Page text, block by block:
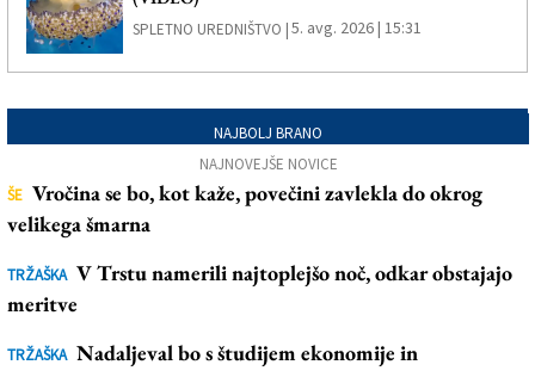
SPLETNO UREDNIŠTVO |5. avg. 2026 | 15:31
NAJBOLJ BRANO
NAJNOVEJŠE NOVICE
ŠE Vročina se bo, kot kaže, povečini zavlekla do okrog
velikega šmarna
TRŽAŠKA V Trstu namerili najtoplejšo noč, odkar obstajajo
meritve
TRŽAŠKA Nadaljeval bo s študijem ekonomije in